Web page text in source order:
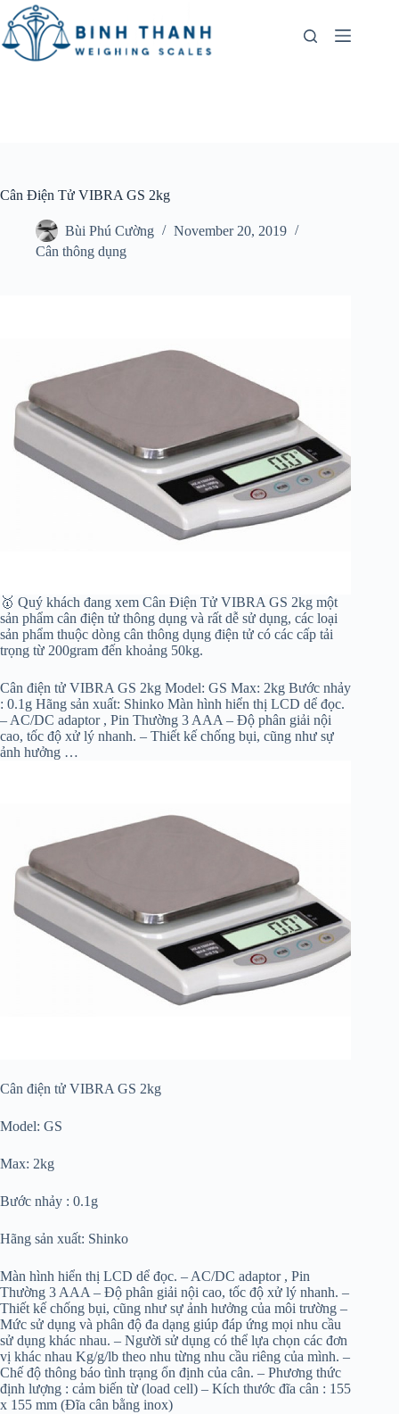
Skip
to
content
Cân Điện Tử VIBRA GS 2kg
Bùi Phú Cường
November 20, 2019
Cân thông dụng
🥇 Quý khách đang xem Cân Điện Tử VIBRA GS 2kg một
sản phẩm cân điện tử thông dụng và rất dễ sử dụng, các loại
sản phẩm thuộc dòng cân thông dụng điện tử có các cấp tải
trọng từ 200gram đến khoảng 50kg.
Cân điện tử VIBRA GS 2kg Model: GS Max: 2kg Bước nhảy
: 0.1g Hãng sản xuất: Shinko Màn hình hiển thị LCD dể đọc.
– AC/DC adaptor , Pin Thường 3 AAA – Độ phân giải nội
cao, tốc độ xử lý nhanh. – Thiết kế chống bụi, cũng như sự
ảnh hưởng …
Cân điện tử VIBRA GS 2kg
Model: GS
Max: 2kg
Bước nhảy : 0.1g
Hãng sản xuất: Shinko
Màn hình hiển thị LCD dể đọc. – AC/DC adaptor , Pin
Thường 3 AAA – Độ phân giải nội cao, tốc độ xử lý nhanh. –
Thiết kế chống bụi, cũng như sự ảnh hưởng của môi trường –
Mức sử dụng và phân độ đa dạng giúp đáp ứng mọi nhu cầu
sử dụng khác nhau. – Người sử dụng có thể lựa chọn các đơn
vị khác nhau Kg/g/lb theo nhu từng nhu cầu riêng của mình. –
Chế độ thông báo tình trạng ổn định của cân. – Phương thức
định lượng : cảm biến từ (load cell) – Kích thước đĩa cân : 155
x 155 mm (Đĩa cân bằng inox)